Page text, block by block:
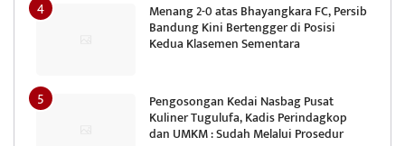
Menang 2-0 atas Bhayangkara FC, Persib
Bandung Kini Bertengger di Posisi
Kedua Klasemen Sementara
Pengosongan Kedai Nasbag Pusat
Kuliner Tugulufa, Kadis Perindagkop
dan UMKM : Sudah Melalui Prosedur